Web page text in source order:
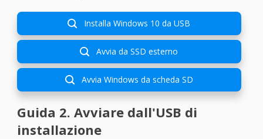
 Installa Windows 10 da USB
 Avvia da SSD esterno
 Avvia Windows da scheda SD
Guida 2. Avviare dall'USB di
installazione